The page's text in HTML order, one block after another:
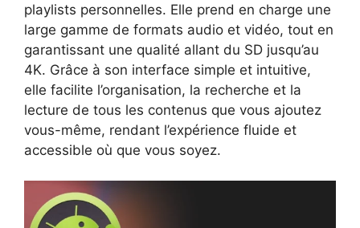
playlists personnelles. Elle prend en charge une
large gamme de formats audio et vidéo, tout en
garantissant une qualité allant du SD jusqu’au
4K. Grâce à son interface simple et intuitive,
elle facilite l’organisation, la recherche et la
lecture de tous les contenus que vous ajoutez
vous-même, rendant l’expérience fluide et
accessible où que vous soyez.